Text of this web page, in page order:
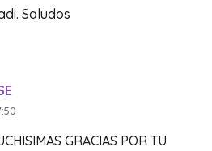
Saludos
GRACIAS POR TU